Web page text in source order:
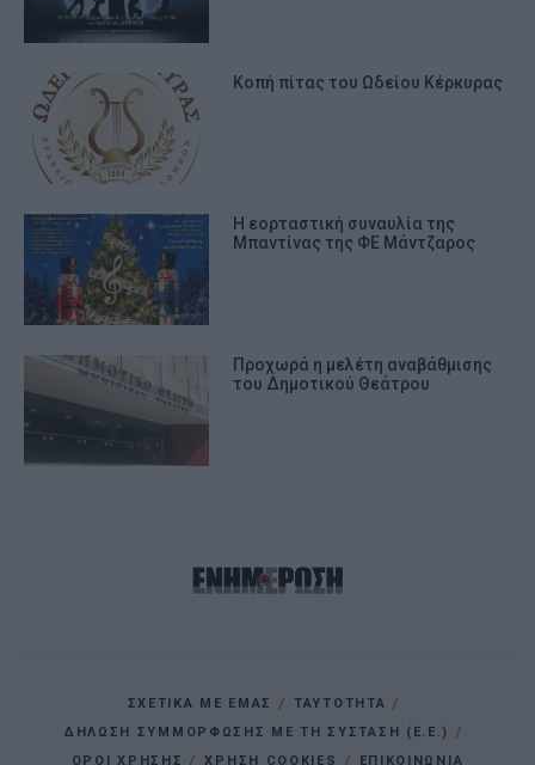
Κοπή πίτας του Ωδείου Κέρκυρας
Η εορταστική συναυλία της
Μπαντίνας της ΦΕ Μάντζαρος
Προχωρά η μελέτη αναβάθμισης
του Δημοτικού Θεάτρου
ΣΧΕΤΙΚΑ ΜΕ ΕΜΑΣ
ΤΑΥΤΟΤΗΤΑ
ΔΗΛΩΣΗ ΣΥΜΜΟΡΦΩΣΗΣ ΜΕ ΤΗ ΣΥΣΤΑΣΗ (Ε.Ε.)
ΌΡΟΙ ΧΡΗΣΗΣ
ΧΡΗΣΗ COOKIES ΕΠΙΚΟΙΝΩΝΙΑ